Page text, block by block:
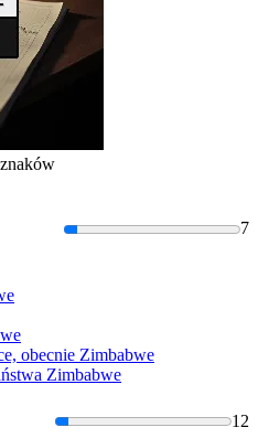
7
obecnie Zimbabwe
Zimbabwe
12